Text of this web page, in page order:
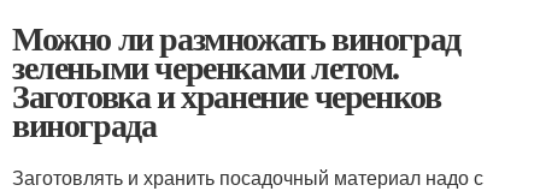
Можно ли размножать виноград
зелеными черенками летом.
Заготовка и хранение черенков
винограда
Заготовлять и хранить посадочный материал надо с